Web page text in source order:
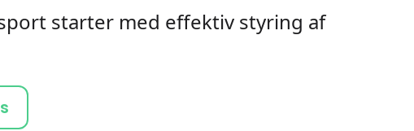
starter med effektiv styring af